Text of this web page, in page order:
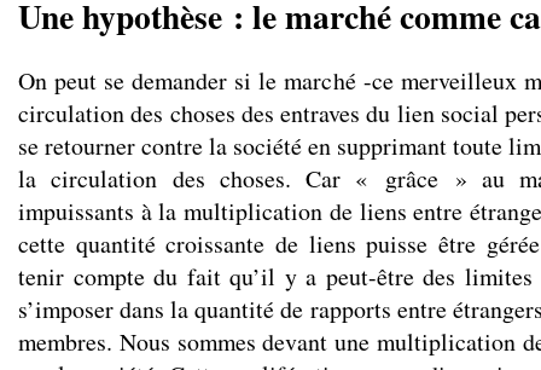
Une hypothèse : le marché comme
On peut se demander si le marché -ce merveilleux
circulation des choses des entraves du lien social
se retourner contre la société en supprimant toute
la circulation des choses. Car « grâce » au
impuissants à la multiplication de liens entre
cette quantité croissante de liens puisse être
tenir compte du fait qu’il y a peut-être des
s’imposer dans la quantité de rapports entre
membres. Nous sommes devant une multiplication